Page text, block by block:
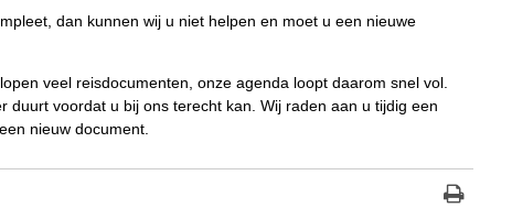
dan kunnen wij u niet helpen en moet u een nieuwe
veel reisdocumenten, onze agenda loopt daarom snel vol.
duurt voordat u bij ons terecht kan. Wij raden aan u tijdig een
nieuw document.